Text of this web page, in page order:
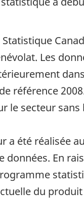
Statistique
Les
référence
le secteur
a été réalisée
données. En
du